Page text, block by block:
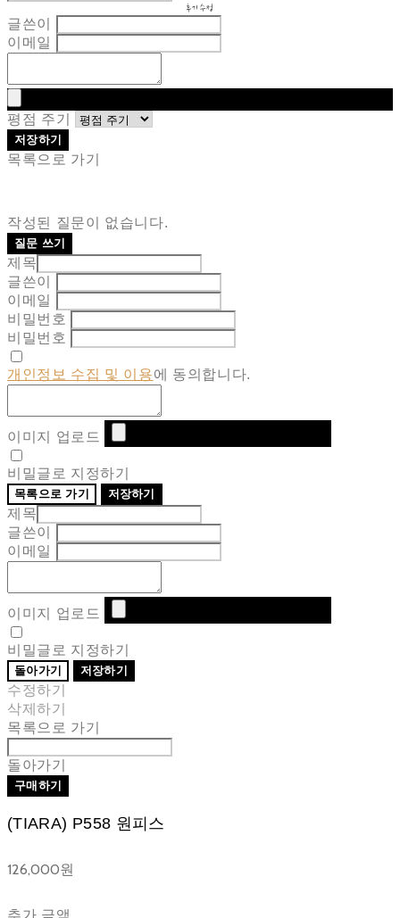
후기 수정
글쓴이
이메일
평점 주기
저장하기
목록으로 가기
작성된 질문이 없습니다.
질문 쓰기
제목
글쓴이
이메일
비밀번호
비밀번호
개인정보 수집 및 이용에 동의합니다.
이미지 업로드
비밀글로 지정하기
목록으로 가기 저장하기
제목
글쓴이
이메일
이미지 업로드
비밀글로 지정하기
돌아가기 저장하기
수정하기
삭제하기
목록으로 가기
돌아가기
구매하기
(TIARA) P558 원피스
126,000원
추가 금액